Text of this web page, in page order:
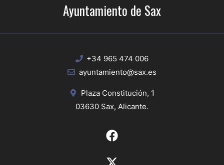
Ayuntamiento de Sax
+34 965 474 006
ayuntamiento@sax.es
Plaza Constitución, 1
03630 Sax, Alicante.